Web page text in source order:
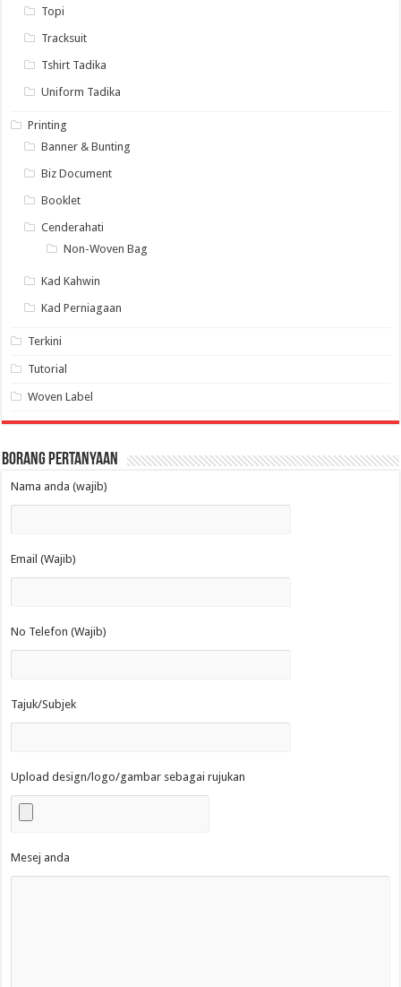
Topi
Tracksuit
Tshirt Tadika
Uniform Tadika
Printing
Banner & Bunting
Biz Document
Booklet
Cenderahati
Non-Woven Bag
Kad Kahwin
Kad Perniagaan
Terkini
Tutorial
Woven Label
Borang Pertanyaan
Nama anda (wajib)
Email (Wajib)
No Telefon (Wajib)
Tajuk/Subjek
Upload design/logo/gambar sebagai rujukan
Mesej anda